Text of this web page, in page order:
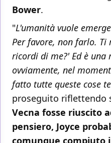
Bower.
"L'umanità vuole
Per favore, non farlo.
ricordi di me?' Ed è una
ovviamente, nel
fatto tutte queste cose
proseguito riflettendo
Vecna fosse riuscito
pensiero, Joyce
comunque compiuto